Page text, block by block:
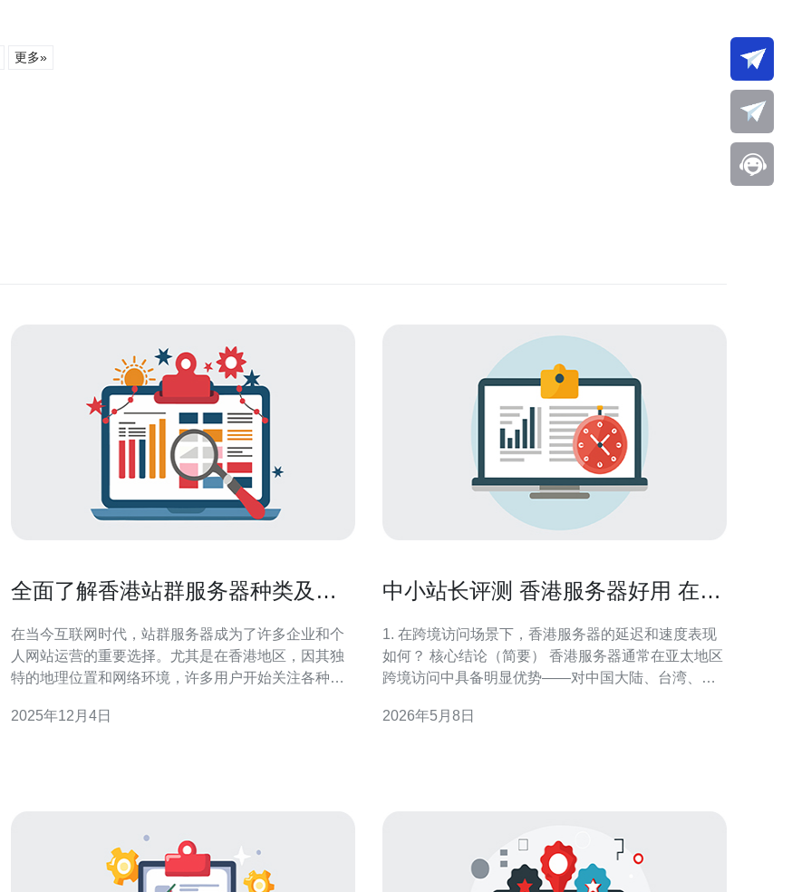
更多»
全面了解香港站群服务器种类及其
在当今互联网时代，站群服务器成为了许多企业和个
人网站运营的重要选择。尤其是在香港地区，因其独
特的地理位置和网络环境，许多用户开始关注各种类
服务器的种类及其特点，帮助您找到最好、最佳、最
2025年12月4日
中小站长评测 香港服务器好用 在跨
1. 在跨境访问场景下，香港服务器的延迟和速度表现
如何？ 核心结论（简要） 香港服务器通常在亚太地区
跨境访问中具备明显优势——对中国大陆、台湾、东
延迟会高于位于欧美的数据中心。 实际测试方法说明
2026年5月8日